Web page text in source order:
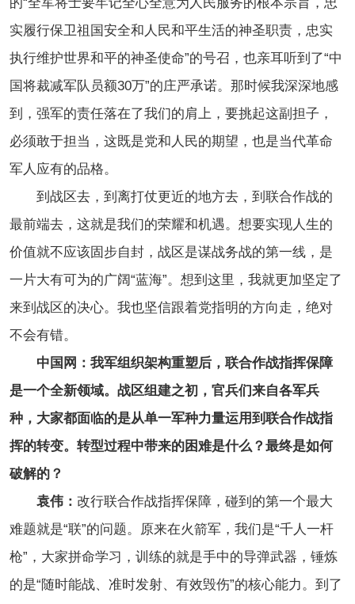
实履行保卫祖国安全和人民和平生活的神圣职责，忠实
执行维护世界和平的神圣使命”的号召，也亲耳听到了“中
国将裁减军队员额30万”的庄严承诺。那时候我深深地感
到，强军的责任落在了我们的肩上，要挑起这副担子，
必须敢于担当，这既是党和人民的期望，也是当代革命
军人应有的品格。
到战区去，到离打仗更近的地方去，到联合作战的
最前端去，这就是我们的荣耀和机遇。想要实现人生的
价值就不应该固步自封，战区是谋战务战的第一线，是
一片大有可为的广阔“蓝海”。想到这里，我就更加坚定了
来到战区的决心。我也坚信跟着党指明的方向走，绝对
不会有错。
中国网：我军组织架构重塑后，联合作战指挥保障
是一个全新领域。战区组建之初，官兵们来自各军兵
种，大家都面临的是从单一军种力量运用到联合作战指
挥的转变。转型过程中带来的困难是什么？最终是如何
破解的？
袁伟： 改行联合作战指挥保障，碰到的第一个最大
难题就是“联”的问题。原来在火箭军，我们是“千人一杆
枪”，大家拼命学习，训练的就是手中的导弹武器，锤炼
的是“随时能战、准时发射、有效毁伤”的核心能力。到了